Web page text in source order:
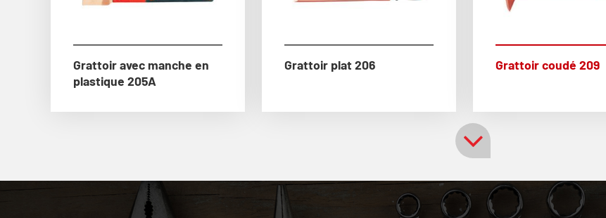
Grattoir avec manche en
plastique 205A
Grattoir plat 206 Grattoir coudé 209